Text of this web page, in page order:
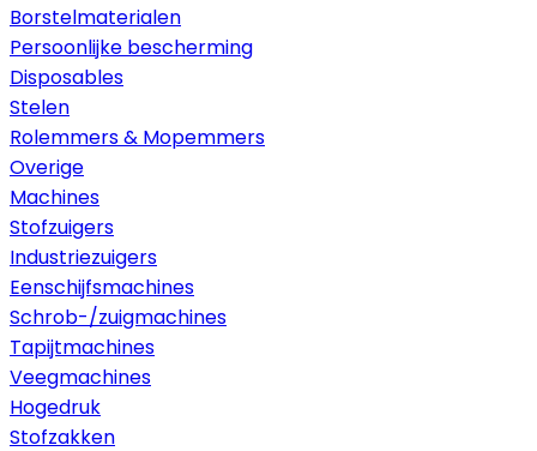
Borstelmaterialen
Persoonlijke bescherming
Disposables
Stelen
Rolemmers & Mopemmers
Overige
Machines
Stofzuigers
Industriezuigers
Eenschijfsmachines
Schrob-/zuigmachines
Tapijtmachines
Veegmachines
Hogedruk
Stofzakken